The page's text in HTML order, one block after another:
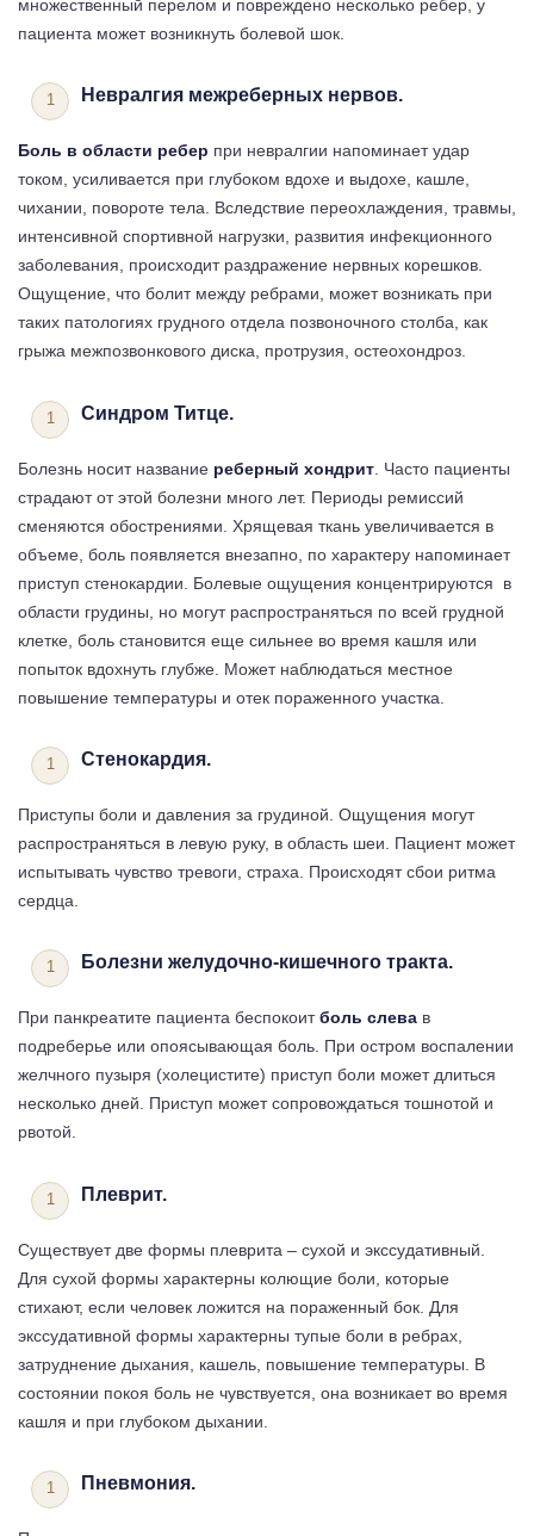
множественный перелом и повреждено несколько ребер, у
пациента может возникнуть болевой шок.
Невралгия межреберных нервов.
Боль в области ребер при невралгии напоминает удар
током, усиливается при глубоком вдохе и выдохе, кашле,
чихании, повороте тела. Вследствие переохлаждения, травмы,
интенсивной спортивной нагрузки, развития инфекционного
заболевания, происходит раздражение нервных корешков.
Ощущение, что болит между ребрами, может возникать при
таких патологиях грудного отдела позвоночного столба, как
грыжа межпозвонкового диска, протрузия, остеохондроз.
Синдром Титце.
Болезнь носит название реберный хондрит . Часто пациенты
страдают от этой болезни много лет. Периоды ремиссий
сменяются обострениями. Хрящевая ткань увеличивается в
объеме, боль появляется внезапно, по характеру напоминает
приступ стенокардии. Болевые ощущения концентрируются в
области грудины, но могут распространяться по всей грудной
клетке, боль становится еще сильнее во время кашля или
попыток вдохнуть глубже. Может наблюдаться местное
повышение температуры и отек пораженного участка.
Стенокардия.
Приступы боли и давления за грудиной. Ощущения могут
распространяться в левую руку, в область шеи. Пациент может
испытывать чувство тревоги, страха. Происходят сбои ритма
сердца.
Болезни желудочно-кишечного тракта.
При панкреатите пациента беспокоитболь слева в
подреберье или опоясывающая боль. При остром воспалении
желчного пузыря (холецистите) приступ боли может длиться
несколько дней. Приступ может сопровождаться тошнотой и
рвотой.
Плеврит.
Существует две формы плеврита – сухой и экссудативный.
Для сухой формы характерны колющие боли, которые
стихают, если человек ложится на пораженный бок. Для
экссудативной формы характерны тупые боли в ребрах,
затруднение дыхания, кашель, повышение температуры. В
состоянии покоя боль не чувствуется, она возникает во время
кашля и при глубоком дыхании.
Пневмония.